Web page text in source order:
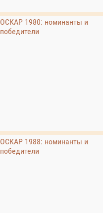
ОСКАР 1980: номинанты и
победители
ОСКАР 1988: номинанты и
победители